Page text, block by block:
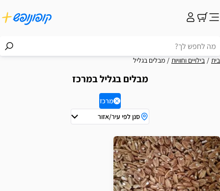
בית בילויים וחוויות מבלים בגליל
מבלים בגליל במרכז
מרכז
סנן לפי עיר/אזור
תוצאות